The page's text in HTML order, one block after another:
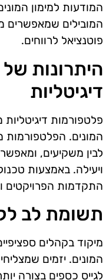
המודעות למימון
המובילים שמאפשרים
פוטנציאל לרווחים.
היתרונות
דיגיטליות
פלטפורמות דיגיטליות
המונים. הפלטפורמות
לבין משקיעים,
ויעילה. באמצעות
התקדמות הפרויקטים
תשומת לב
מיקוד בקהלים
המונים. יזמים
לגייס כספים בצורה